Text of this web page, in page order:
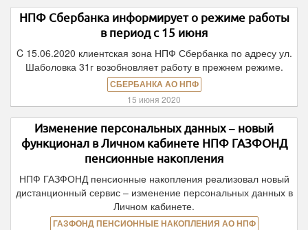
НПФ Сбербанка информирует о режиме работы
в период с 15 июня
C 15.06.2020 клиентская зона НПФ Сбербанка по адресу ул.
Шаболовка 31г возобновляет работу в прежнем режиме.
СБЕРБАНКА АО НПФ
15 июня 2020
Изменение персональных данных – новый
функционал в Личном кабинете НПФ ГАЗФОНД
пенсионные накопления
НПФ ГАЗФОНД пенсионные накопления реализовал новый
дистанционный сервис – изменение персональных данных в
Личном кабинете.
ГАЗФОНД ПЕНСИОННЫЕ НАКОПЛЕНИЯ АО НПФ